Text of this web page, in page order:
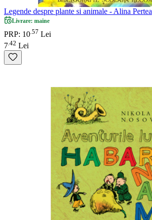
Legende despre plante si animale - Alina Pertea
Livrare: maine
PRP: 10 57 Lei
7 42 Lei